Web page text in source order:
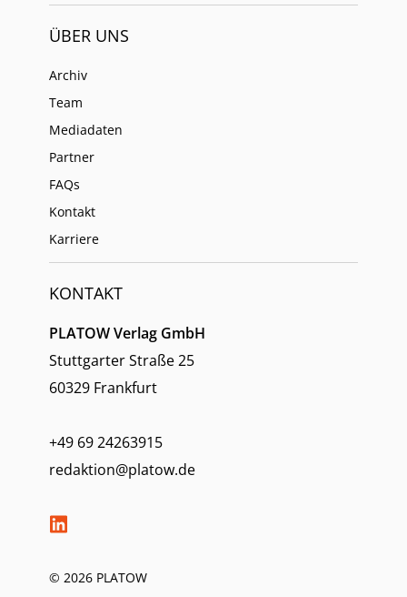
ÜBER UNS
Archiv
Team
Mediadaten
Partner
FAQs
Kontakt
Karriere
KONTAKT
PLATOW Verlag GmbH
Stuttgarter Straße 25
60329 Frankfurt
+49 69 24263915
redaktion@platow.de
© 2026 PLATOW